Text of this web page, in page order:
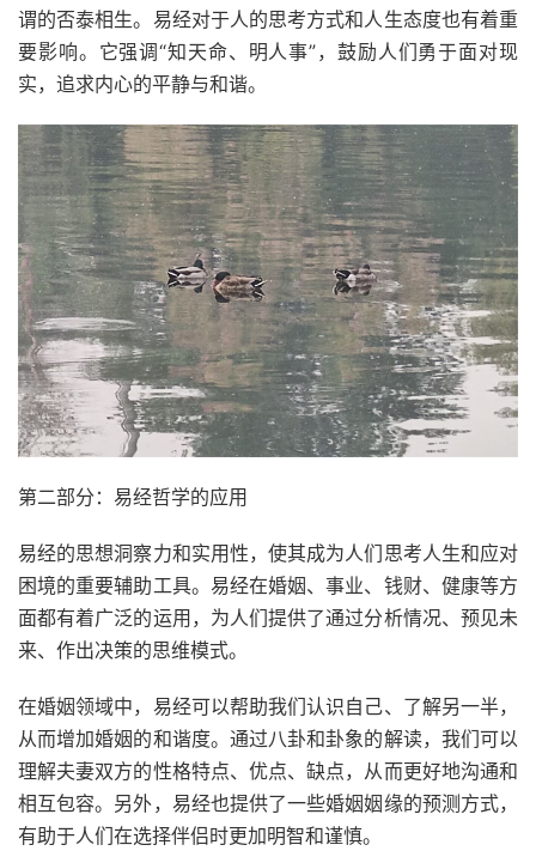
谓的否泰相生。易经对于人的思考方式和人生态度也有着重
要影响。它强调“知天命、明人事”，鼓励人们勇于面对现
实，追求内心的平静与和谐。
第二部分：易经哲学的应用
易经的思想洞察力和实用性，使其成为人们思考人生和应对
困境的重要辅助工具。易经在婚姻、事业、钱财、健康等方
面都有着广泛的运用，为人们提供了通过分析情况、预见未
来、作出决策的思维模式。
在婚姻领域中，易经可以帮助我们认识自己、了解另一半，
从而增加婚姻的和谐度。通过八卦和卦象的解读，我们可以
理解夫妻双方的性格特点、优点、缺点，从而更好地沟通和
相互包容。另外，易经也提供了一些婚姻姻缘的预测方式，
有助于人们在选择伴侣时更加明智和谨慎。